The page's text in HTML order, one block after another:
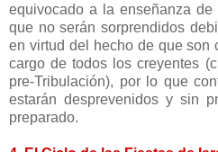
equivocado a la enseñanza
que no serán sorprendidos
en virtud del hecho de que son
cargo de todos los creyentes
pre-Tribulación), por lo que
estarán desprevenidos y sin
preparado.